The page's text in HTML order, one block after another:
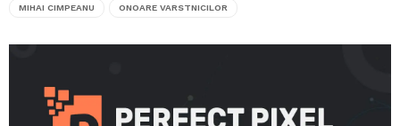
MIHAI CIMPEANU ONOARE VARSTNICILOR